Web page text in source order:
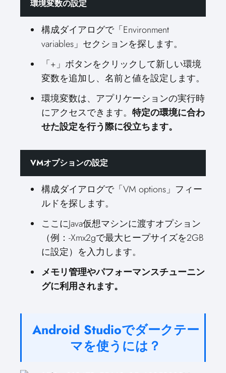
環境変数の設定
構成ダイアログで「Environment
variables」セクションを探します。
「+」ボタンをクリックして新しい環境
変数を追加し、名前と値を設定します。
環境変数は、アプリケーションの実行時
にアクセスできます。 特定の環境に合わ
せた設定を行う際に役立ちます。
VMオプションの設定
構成ダイアログで「VM options」フィー
ルドを探します。
ここにJava仮想マシンに渡すオプション
（例：-Xmx2gで最大ヒープサイズを2GB
に設定）を入力します。
メモリ管理やパフォーマンスチューニン
グに利用されます。
Android Studioでダークテー
マを使うには？